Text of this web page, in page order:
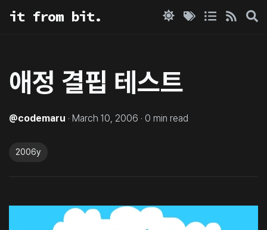
it from bit.
애정 결핍 테스트
@codemaru · March 10, 2006 · 0 min read
2006y